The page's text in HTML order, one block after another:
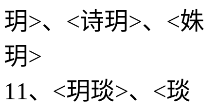
玥>、<诗玥>、<姝
玥>
11、<玥琰>、<琰